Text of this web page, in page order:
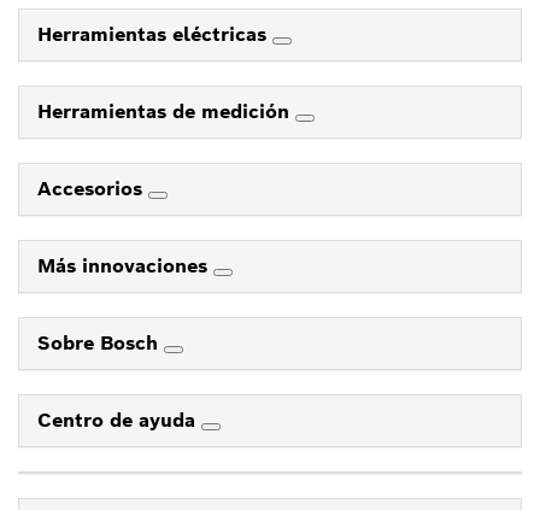
Herramientas eléctricas
Herramientas de medición
Accesorios
Más innovaciones
Sobre Bosch
Centro de ayuda